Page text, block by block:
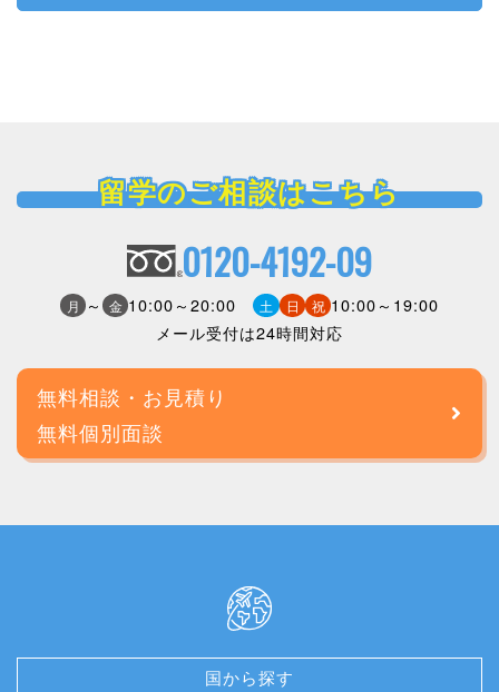
留学のご相談はこちら
0120-4192-09
月 ～ 金 10:00～20:00 土 日 祝 10:00～19:00
メール受付は24時間対応
無料相談・お見積り
無料個別面談
国から探す